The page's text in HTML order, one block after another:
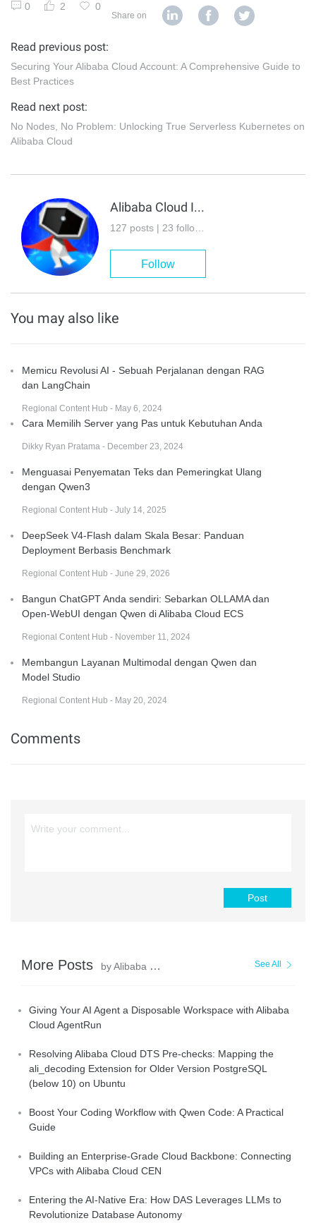
0 2 0
Share on
Read previous post:
Securing Your Alibaba Cloud Account: A Comprehensive Guide to
Best Practices
Read next post:
No Nodes, No Problem: Unlocking True Serverless Kubernetes on
Alibaba Cloud
Alibaba Cloud Indonesia
Follow
You may also like
Memicu Revolusi AI - Sebuah Perjalanan dengan RAG
dan LangChain
Regional Content Hub - May 6, 2024
Cara Memilih Server yang Pas untuk Kebutuhan Anda
Dikky Ryan Pratama - December 23, 2024
Menguasai Penyematan Teks dan Pemeringkat Ulang
dengan Qwen3
Regional Content Hub - July 14, 2025
DeepSeek V4-Flash dalam Skala Besar: Panduan
Deployment Berbasis Benchmark
Regional Content Hub - June 29, 2026
Bangun ChatGPT Anda sendiri: Sebarkan OLLAMA dan
Open-WebUI dengan Qwen di Alibaba Cloud ECS
Regional Content Hub - November 11, 2024
Membangun Layanan Multimodal dengan Qwen dan
Model Studio
Regional Content Hub - May 20, 2024
Comments
Post
More Posts by Alibaba Cloud Indonesia See All
Giving Your AI Agent a Disposable Workspace with Alibaba
Cloud AgentRun
Resolving Alibaba Cloud DTS Pre-checks: Mapping the
ali_decoding Extension for Older Version PostgreSQL
(below 10) on Ubuntu
Boost Your Coding Workflow with Qwen Code: A Practical
Guide
Building an Enterprise-Grade Cloud Backbone: Connecting
VPCs with Alibaba Cloud CEN
Entering the AI-Native Era: How DAS Leverages LLMs to
Revolutionize Database Autonomy